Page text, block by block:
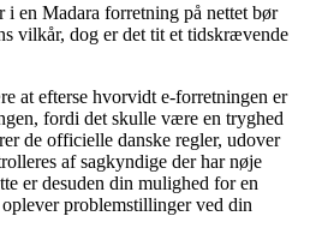
i en Madara forretning på nettet bør
vilkår, dog er det tit et tidskrævende
at efterse hvorvidt e-forretningen er
fordi det skulle være en tryghed
de officielle danske regler, udover
af sagkyndige der har nøje
er desuden din mulighed for en
problemstillinger ved din